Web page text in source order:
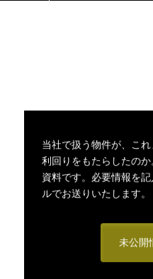
当社で扱う物件が、こ
利回りをもたらしたの
資料です。必要情報を
ルでお送りいたします。
未公開